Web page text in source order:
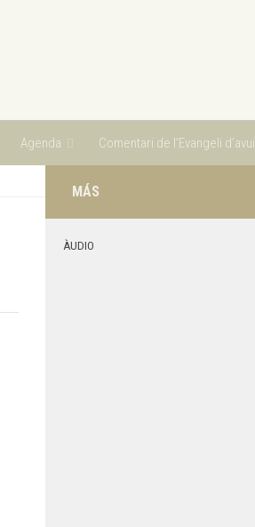
Agenda Comentari de l’Evangeli d’avui
MÁS
ÀUDIO